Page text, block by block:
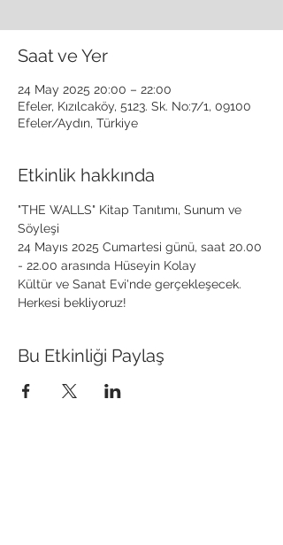
Saat ve Yer
24 May 2025 20:00 – 22:00
Efeler, Kızılcaköy, 5123. Sk. No:7/1, 09100
Efeler/Aydın, Türkiye
Etkinlik hakkında
"THE WALLS" Kitap Tanıtımı, Sunum ve
Söyleşi
24 Mayıs 2025 Cumartesi günü, saat 20.00
- 22.00 arasında Hüseyin Kolay
Kültür ve Sanat Evi'nde gerçekleşecek.
Herkesi bekliyoruz!
Bu Etkinliği Paylaş